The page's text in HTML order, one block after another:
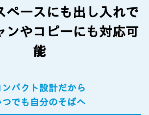
ペースにも出し入れで
ンやコピーにも対応可
能
ンパクト設計だから
つでも自分のそばへ